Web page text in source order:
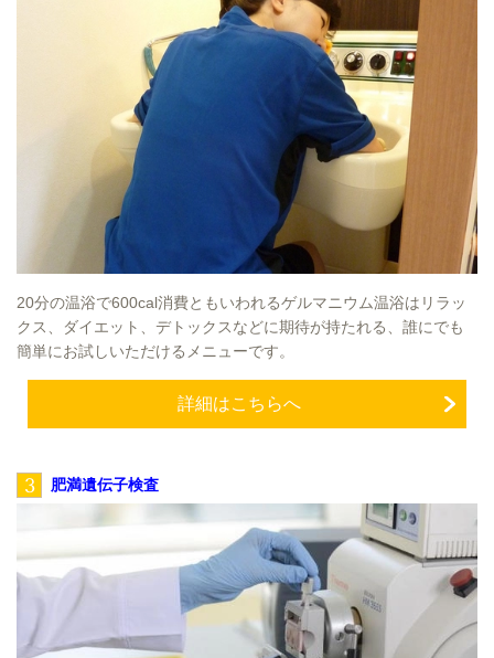
20分の温浴で600cal消費ともいわれるゲルマニウム温浴はリラッ
クス、ダイエット、デトックスなどに期待が持たれる、誰にでも
簡単にお試しいただけるメニューです。
詳細はこちらへ
3 肥満遺伝子検査